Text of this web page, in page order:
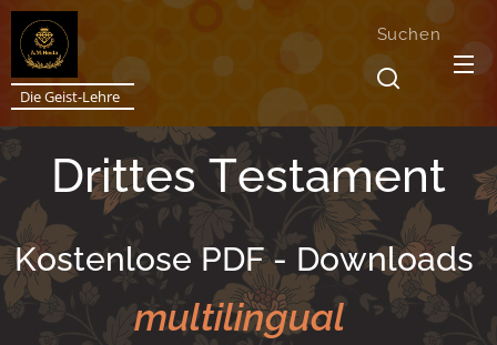
Die Geist-Lehre
Suchen
Drittes Testament
Kostenlose PDF - Downloads
multilingual